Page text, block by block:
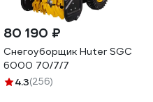
80 190 ₽
Снегоуборщик Huter SGC
6000 70/7/7
4.3(256)